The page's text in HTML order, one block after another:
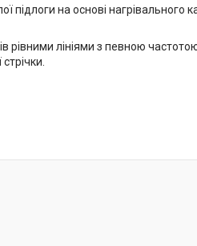
підлоги на основі нагрівального
рівними лініями з певною